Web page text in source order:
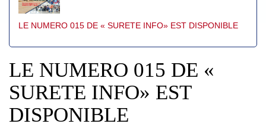
LE NUMERO 015 DE « SURETE INFO» EST DISPONIBLE
LE NUMERO 015 DE «
SURETE INFO» EST
DISPONIBLE